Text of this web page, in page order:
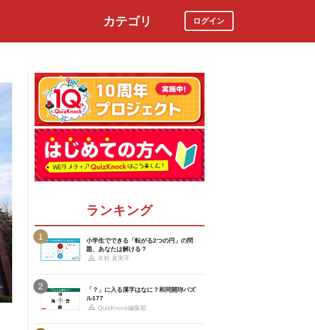
カテゴリ ログイン
ランキング
1
小学生でできる「転がる2つの円」の問
題、あなたは解ける？
木村 真実子
2
「？」に入る漢字はなに？和同開珎パズ
ル177
QuizKnock編集部